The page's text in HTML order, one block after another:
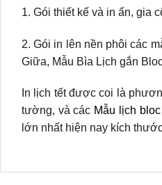
1. Gói thiết kế và in ấn, gia
2. Gói in lên nền phôi các
Giữa, Mẫu Bìa Lịch gắn
In lịch tết được coi là
tường, và các Mẫu lịch
lớn nhất hiện nay kích